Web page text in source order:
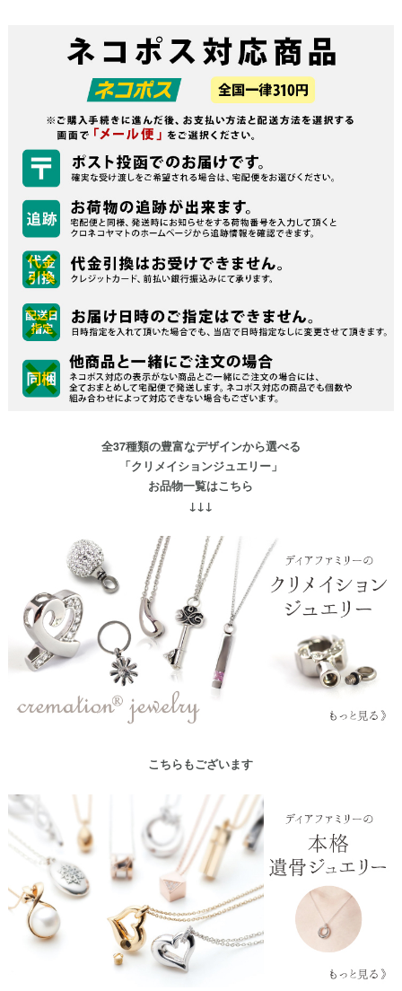
全37種類の豊富なデザインから選べる
「クリメイションジュエリー」
お品物一覧はこちら
↓↓↓
こちらもございます